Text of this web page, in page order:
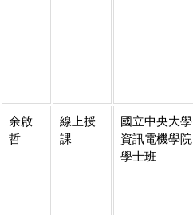
余啟
哲
線上授
課
國立中央大學
資訊電機學院
學士班